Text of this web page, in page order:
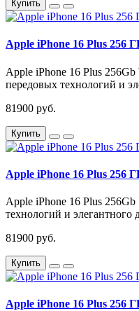
Купить
Apple iPhone 16 Plus 256
Apple iPhone 16 Plus
передовых технологий и
81900 руб.
Купить
Apple iPhone 16 Plus 256
Apple iPhone 16 Plus
технологий и элегантного
81900 руб.
Купить
Apple iPhone 16 Plus 256